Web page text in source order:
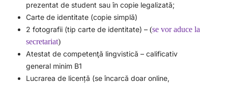
prezentat de student sau în copie legalizată;
Carte de identitate (copie simplă)
2 fotografii (tip carte de identitate) – (se vor aduce la
secretariat)
Atestat de competenţă lingvistică – calificativ
general minim B1
Lucrarea de licență (se încarcă doar online,